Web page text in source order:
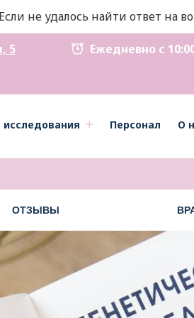
не удалось найти ответ на
5
Ежедневно с
Персонал О
ОТЗЫВЫ